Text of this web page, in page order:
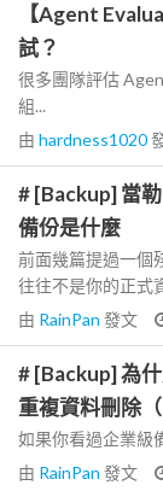
【Agent
試？
很多團隊評估
組...
由 hardness1020
# [Backup] 當
備份是什麼
前面幾篇提過一個
往往不是你的正式
由 RainPan 發文
# [Backup] 為
重複資料刪除
如果你看過企業級
由 RainPan 發文